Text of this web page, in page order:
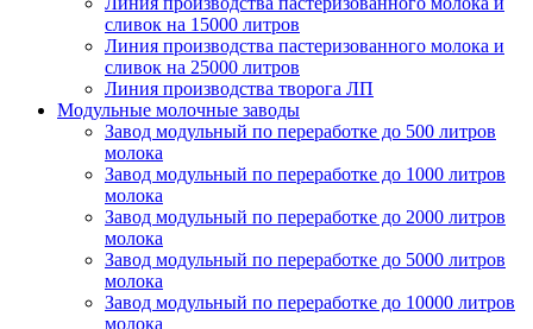
сливок на 15000 литров
Линия производства пастеризованного молока и
сливок на 25000 литров
Линия производства творога ЛП
Модульные молочные заводы
Завод модульный по переработке до 500 литров
молока
Завод модульный по переработке до 1000 литров
молока
Завод модульный по переработке до 2000 литров
молока
Завод модульный по переработке до 5000 литров
молока
Завод модульный по переработке до 10000 литров
молока